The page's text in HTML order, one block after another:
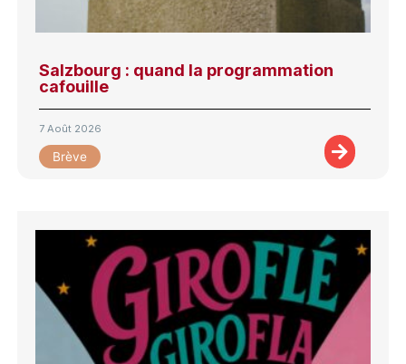
Salzbourg : quand la programmation
cafouille
7 Août 2026
Brève